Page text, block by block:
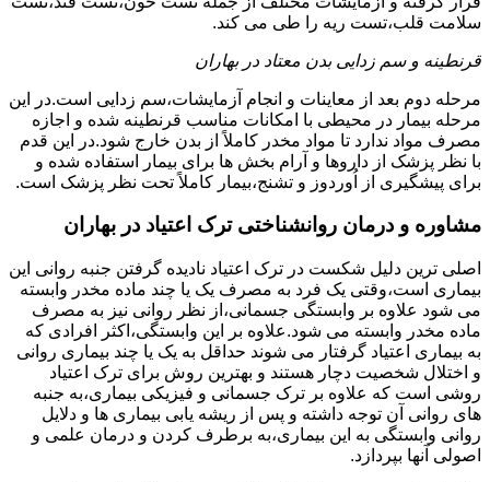
سلامت قلب،تست ریه را طی می کند.
قرنطینه و سم زدایی بدن معتاد در بهاران
مرحله دوم بعد از معاینات و انجام آزمایشات،سم زدایی است.در این
مرحله بیمار در محیطی با امکانات مناسب قرنطینه شده و اجازه
مصرف مواد ندارد تا مواد مخدر کاملاً از بدن خارج شود.در این قدم
با نظر پزشک از داروها و آرام بخش ها برای بیمار استفاده شده و
برای پیشگیری از اُوردوز و تشنج،بیمار کاملاً تحت نظر پزشک است.
مشاوره و درمان روانشناختی ترک اعتیاد در بهاران
اصلی ترین دلیل شکست در ترک اعتیاد نادیده گرفتن جنبه روانی این
بیماری است،وقتی یک فرد به مصرف یک یا چند ماده مخدر وابسته
می شود علاوه بر وابستگی جسمانی،از نظر روانی نیز به مصرف
ماده مخدر وابسته می شود.علاوه بر این وابستگی،اکثر افرادی که
به بیماری اعتیاد گرفتار می شوند حداقل به یک یا چند بیماری روانی
و اختلال شخصیت دچار هستند و بهترین روش برای ترک اعتیاد
روشی است که علاوه بر ترک جسمانی و فیزیکی بیماری،به جنبه
های روانی آن توجه داشته و پس از ریشه یابی بیماری ها و دلایل
روانی وابستگی به این بیماری،به برطرف کردن و درمان علمی و
اصولی آنها بپردازد.